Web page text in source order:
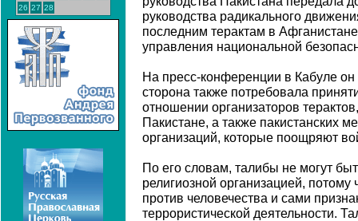
26 27 28
руководства радикального
последним терактам в
управления национальной
На пресс-конференции в Кабуле
сторона также потребовала
отношении организаторов
Пакистане, а также пакистанских
организаций, которые поощряют
По его словам, талибы не могут
религиозной организацией,
против человечества и сами
террористической деятельности.